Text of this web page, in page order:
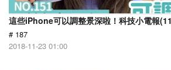
這些iPhone可以調整景深啦！科技小電報
# 187
2018-11-23 01:00